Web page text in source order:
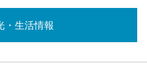
・生活情報